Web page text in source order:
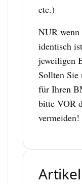
etc.)
NUR
identisch
jeweiligen
Sollten Sie
für Ihren
bitte VOR
vermeiden!